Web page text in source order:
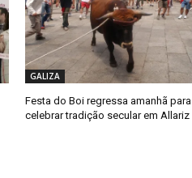
GALIZA
Festa do Boi regressa amanhã para
celebrar tradição secular em Allariz